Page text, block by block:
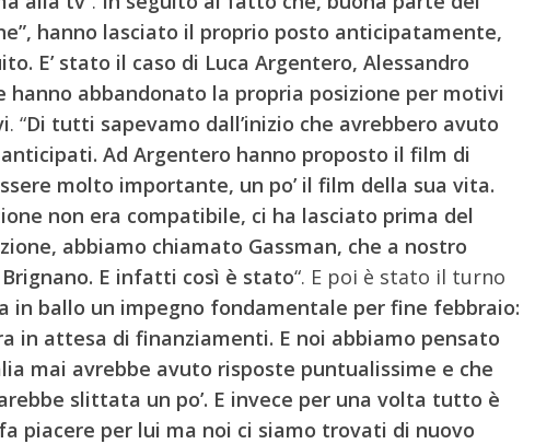
hanno lasciato il proprio posto anticipatamente,
E’ stato il caso di Luca Argentero, Alessandro
hanno abbandonato la propria posizione per motivi
. “Di tutti sapevamo dall’inizio che avrebbero avuto
Ad Argentero hanno proposto il film di
molto importante, un po’ il film della sua vita.
non era compatibile, ci ha lasciato prima del
abbiamo chiamato Gassman, che a nostro
E infatti così è stato“. E poi è stato il turno
in ballo un impegno fondamentale per fine febbraio:
in attesa di finanziamenti. E noi abbiamo pensato
mai avrebbe avuto risposte puntualissime e che
slittata un po’. E invece per una volta tutto è
piacere per lui ma noi ci siamo trovati di nuovo